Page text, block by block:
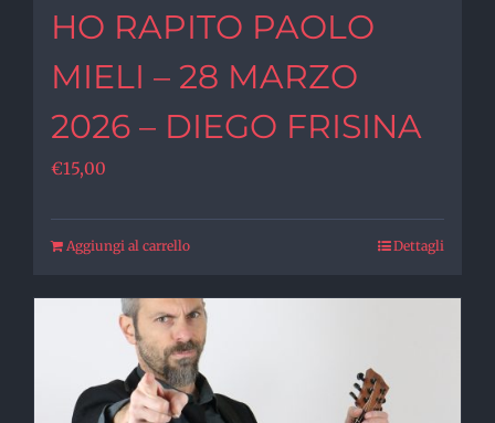
HO RAPITO PAOLO
MIELI – 28 MARZO
2026 – DIEGO FRISINA
€15,00
Aggiungi al carrello Dettagli